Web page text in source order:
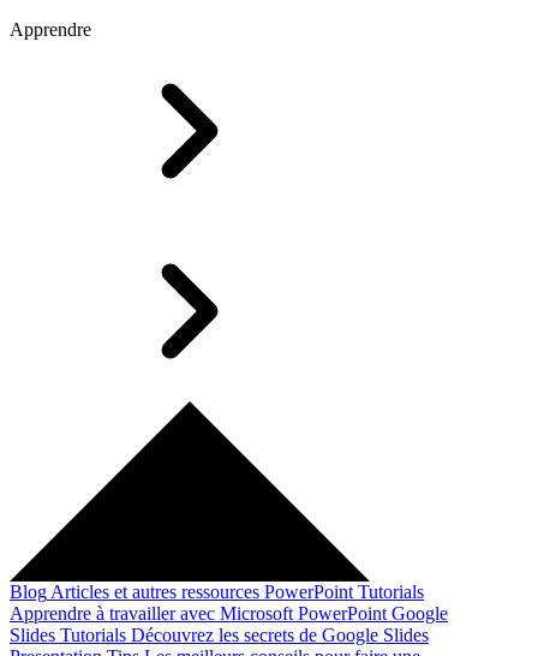
Apprendre
Blog Articles et autres ressources PowerPoint Tutorials
Apprendre à travailler avec Microsoft PowerPoint Google
Slides Tutorials Découvrez les secrets de Google Slides